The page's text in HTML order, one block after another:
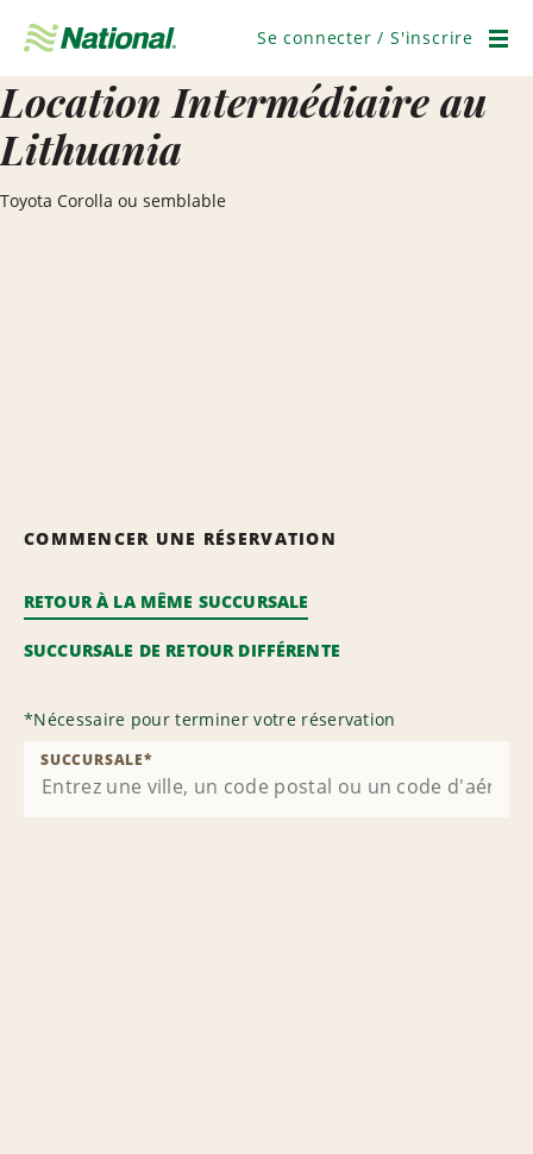
navigation
Se connecter / S'inscrire
Location Intermédiaire au
Lithuania
Toyota Corolla ou semblable
COMMENCER UNE RÉSERVATION
RETOUR À LA MÊME SUCCURSALE
SUCCURSALE DE RETOUR DIFFÉRENTE
*Nécessaire pour terminer votre réservation
SUCCURSALE*